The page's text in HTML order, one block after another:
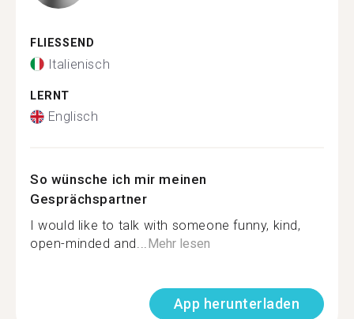
FLIESSEND
Italienisch
LERNT
Englisch
So wünsche ich mir meinen
Gesprächspartner
I would like to talk with someone funny, kind,
open-minded and...Mehr lesen
App herunterladen